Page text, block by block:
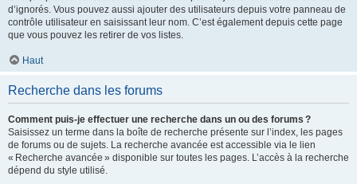
d’ignorés. Vous pouvez aussi ajouter des utilisateurs depuis votre panneau de
contrôle utilisateur en saisissant leur nom. C’est également depuis cette page
que vous pouvez les retirer de vos listes.
Haut
Recherche dans les forums
Comment puis-je effectuer une recherche dans un ou des forums ?
Saisissez un terme dans la boîte de recherche présente sur l’index, les pages
de forums ou de sujets. La recherche avancée est accessible via le lien
« Recherche avancée » disponible sur toutes les pages. L’accès à la recherche
dépend du style utilisé.